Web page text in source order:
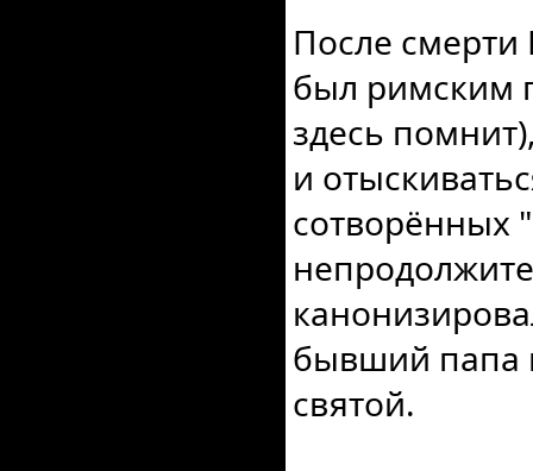
После
был римским
здесь
и
сотворённых
бывший папа
святой.